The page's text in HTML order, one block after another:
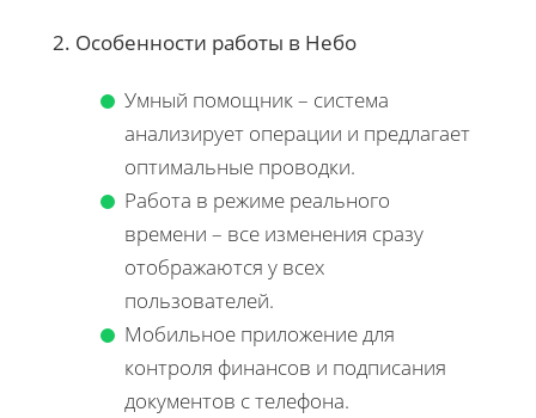
2. Особенности работы в Небо
Умный помощник – система
анализирует операции и предлагает
оптимальные проводки.
Работа в режиме реального
времени – все изменения сразу
отображаются у всех
пользователей.
Мобильное приложение для
контроля финансов и подписания
документов с телефона.